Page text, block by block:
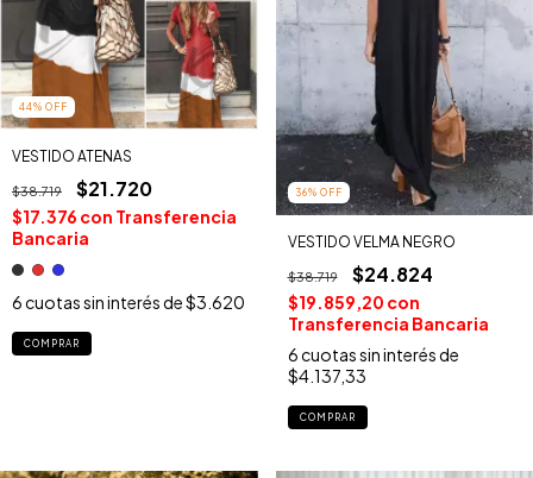
44% OFF
VESTIDO ATENAS
$38.719 $21.720
$17.376 con Transferencia
Bancaria
6cuotas sin interés de$3.620
COMPRAR
36% OFF
VESTIDO VELMA NEGRO
$38.719 $24.824
$19.859,20 con
Transferencia Bancaria
6cuotas sin interés de
$4.137,33
COMPRAR